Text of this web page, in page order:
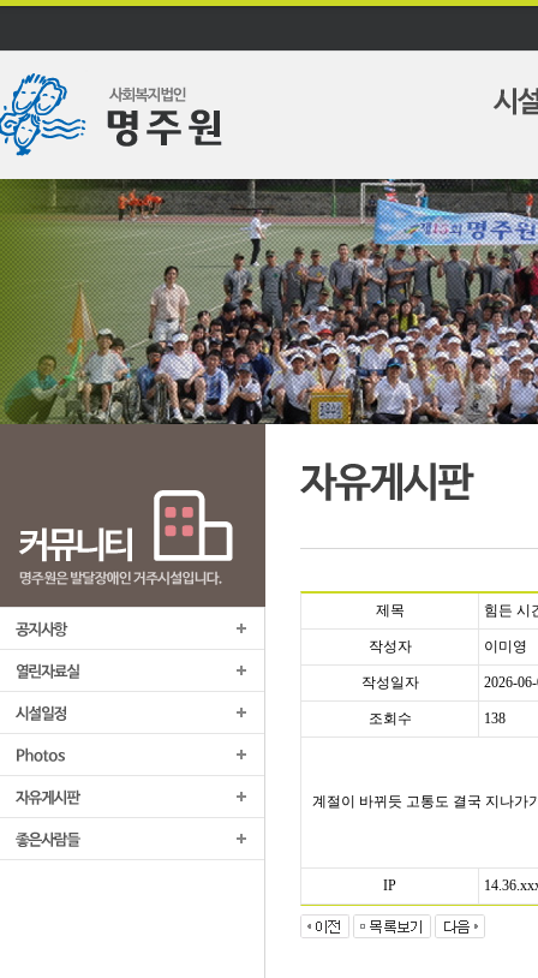
제목 힘든 시
작성자 이미영
작성일자 2026-
조회수 138
계절이 바뀌듯 고통도 결국 지나가
IP